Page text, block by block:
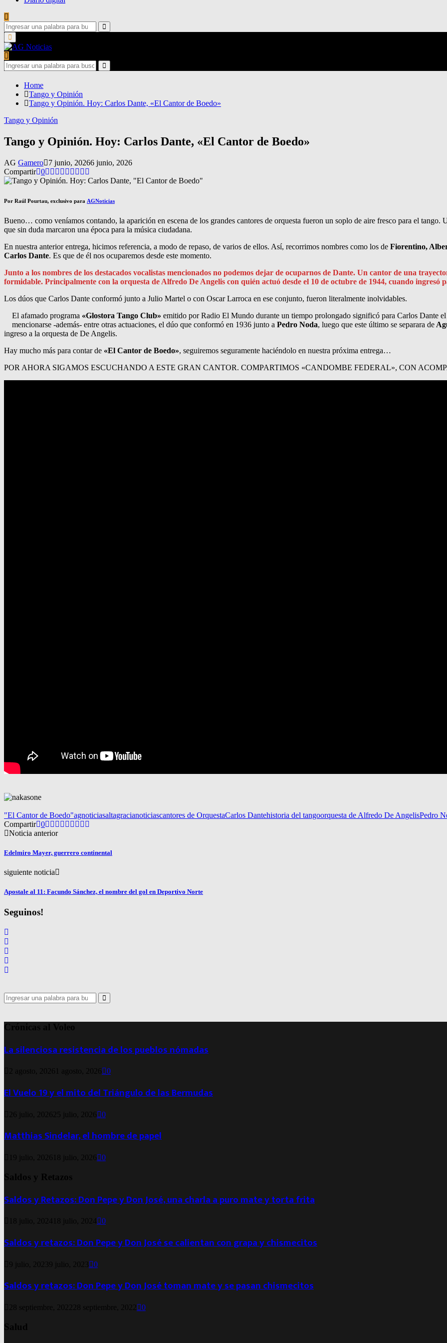
Search
for:
Search
Primary
Menu
Search
for:
Search
Home
Tango y Opinión
Tango y Opinión. Hoy: Carlos Dante, «El Cantor de Boedo»
Tango y Opinión
Tango y Opinión. Hoy: Carlos Dante, «El Cantor de Boedo»
AG Gamero 7 junio, 20266 junio, 2026
Compartir 0
Por Raúl Pourtau, exclusivo para AGNoticias
Bueno… como veníamos contando, la aparición en escena de los grandes cantores de orquesta fueron un soplo de aire fresco para el
que sin duda marcaron una época para la música ciudadana.
En nuestra anterior entrega, hicimos referencia, a modo de repaso, de varios de ellos. Así, recorrimos nombres como los de Fiorentino,
Carlos Dante. Es que de él nos ocuparemos desde este momento.
Junto a los nombres de los destacados vocalistas mencionados no podemos dejar de ocuparnos de Dante. Un cantor de una
formidable. Principalmente con la orquesta de Alfredo De Angelis con quién actuó desde el 10 de octubre de 1944, cuando ingresó
Los dúos que Carlos Dante conformó junto a Julio Martel o con Oscar Larroca en ese conjunto, fueron literalmente inolvidables.
El afamado programa «Glostora Tango Club» emitido por Radio El Mundo durante un tiempo prolongado significó para Carlos Dante
mencionarse -además- entre otras actuaciones, el dúo que conformó en 1936 junto a Pedro Noda, luego que este último se separara de
ingreso a la orquesta de De Angelis.
Hay mucho más para contar de «El Cantor de Boedo», seguiremos seguramente haciéndolo en nuestra próxima entrega…
POR AHORA SIGAMOS ESCUCHANDO A ESTE GRAN CANTOR. COMPARTIMOS «CANDOMBE FEDERAL», CON
"El Cantor de Boedo"agnoticiasaltagracianoticiascantores de OrquestaCarlos Dantehistoria del tangoorquesta de Alfredo De AngelisPedro
Compartir 0
Noticia anterior
Edelmiro Mayer, guerrero continental
siguiente noticia
Apostale al 11: Facundo Sánchez, el nombre del gol en Deportivo Norte
Seguinos!
Search
for:
Search
Crónicas al Voleo
La silenciosa resistencia de los pueblos nómadas
2 agosto, 2026 1 agosto, 2026 0
El Vuelo 19 y el mito del Triángulo de las Bermudas
26 julio, 2026 25 julio, 2026 0
Matthias Sindelar, el hombre de papel
19 julio, 2026 18 julio, 2026 0
Saldos y Retazos
Saldos y Retazos: Don Pepe y Don José, una charla a puro mate y torta frita
18 julio, 2024 18 julio, 2024 0
Saldos y retazos: Don Pepe y Don José se calientan con grapa y chismecitos
9 julio, 20239 julio, 2023 0
Saldos y retazos: Don Pepe y Don José toman mate y se pasan chismecitos
28 septiembre, 2022 28 septiembre, 2022 0
Salud